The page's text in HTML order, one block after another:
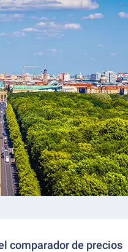
comparador de precios